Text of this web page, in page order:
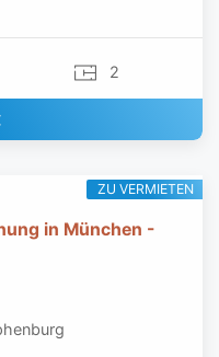
2
in München -
ZU VERMIETEN